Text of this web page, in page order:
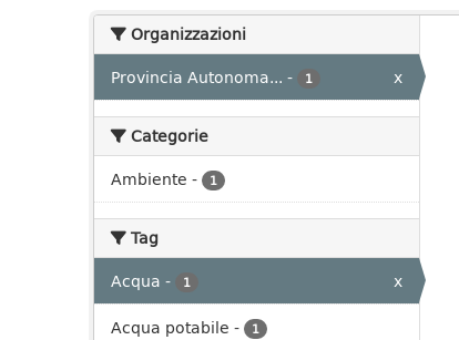
Organizzazioni
Provincia Autonoma... - 1 x
Categorie
Ambiente - 1
Tag
Acqua - 1
x
Acqua potabile - 1